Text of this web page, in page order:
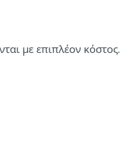
με επιπλέον κόστος.